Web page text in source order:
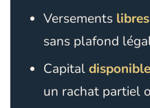
Versements
sans plafond
Capital
un rachat partiel